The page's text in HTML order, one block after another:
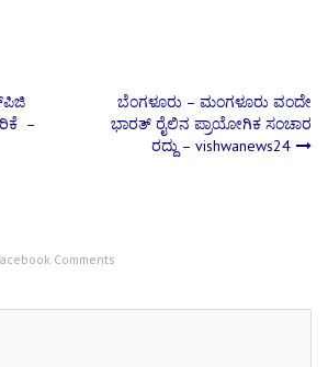
–
ಬೆಂಗಳೂರು – ಮಂಗಳೂರು ವಂದೇ
ಭಾರತ್ ರೈಲಿನ ಪ್ರಾಯೋಗಿಕ ಸಂಚಾರ
ರದ್ದು – vishwanews24
Comments